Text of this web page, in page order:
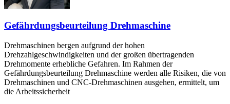
Gefährdungsbeurteilung Drehmaschine
Drehmaschinen bergen aufgrund der hohen
Drehzahlgeschwindigkeiten und der großen übertragenden
Drehmomente erhebliche Gefahren. Im Rahmen der
Gefährdungsbeurteilung Drehmaschine werden alle Risiken, die von
Drehmaschinen und CNC-Drehmaschinen ausgehen, ermittelt, um
die Arbeitssicherheit